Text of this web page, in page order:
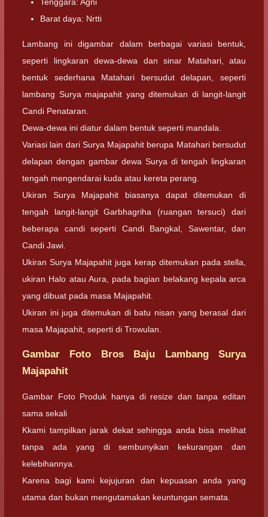
Barat daya: Nrtti
Lambang ini digambar dalam berbagai variasi bentuk,
seperti lingkaran dewa-dewa dan sinar Matahari, atau
bentuk sederhana Matahari bersudut delapan, seperti
lambang Surya majapahit yang ditemukan di langit-langit
Candi Penataran.
Dewa-dewa ini diatur dalam bentuk seperti mandala.
Variasi lain dari Surya Majapahit berupa Matahari bersudut
delapan dengan gambar dewa Surya di tengah lingkaran
tengah mengendarai kuda atau kereta perang.
Ukiran Surya Majapahit biasanya dapat ditemukan di
tengah langit-langit Garbhagriha (ruangan tersuci) dari
beberapa candi seperti Candi Bangkal, Sawentar, dan
Candi Jawi.
Ukiran Surya Majapahit juga kerap ditemukan pada stella,
ukiran Halo atau Aura, pada bagian belakang kepala arca
yang dibuat pada masa Majapahit.
Ukiran ini juga ditemukan di batu nisan yang berasal dari
masa Majapahit, seperti di Trowulan.
Gambar Foto Bros Baju Lambang Surya
Majapahit
Gambar Foto Produk hanya di resize dan tanpa editan
sama sekali
Kkami tampilkan jarak dekat sehingga anda bisa melihat
tanpa ada yang di sembunyikan kekurangan dan
kelebihannya.
Karena bagi kami kejujuran dan kepuasan anda yang
utama dan bukan mengutamakan keuntungan semata.